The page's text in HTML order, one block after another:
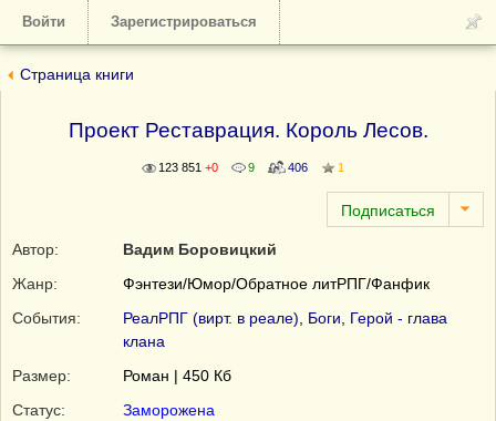
Войти Зарегистрироваться
Страница книги
Проект Реставрация. Король Лесов.
123 851 +0 9 406 1
Автор:
Вадим Боровицкий
Жанр:
Фэнтези/Юмор/Обратное литРПГ/Фанфик
События:
РеалРПГ (вирт. в реале) Боги
Герой - глава
клана
Размер:
Роман | 450 Кб
Статус:
Заморожена